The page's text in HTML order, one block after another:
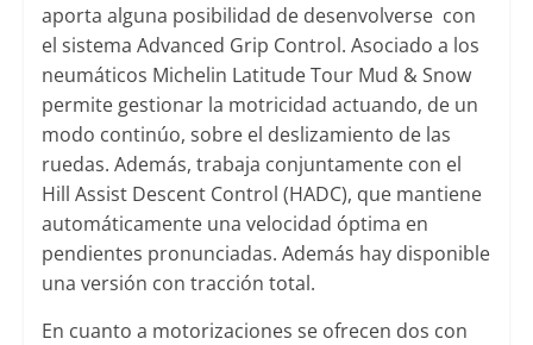
aporta alguna posibilidad de desenvolverse con
el sistema Advanced Grip Control. Asociado a los
neumáticos Michelin Latitude Tour Mud & Snow
permite gestionar la motricidad actuando, de un
modo continúo, sobre el deslizamiento de las
ruedas. Además, trabaja conjuntamente con el
Hill Assist Descent Control (HADC), que mantiene
automáticamente una velocidad óptima en
pendientes pronunciadas. Además hay disponible
una versión con tracción total.
En cuanto a motorizaciones se ofrecen dos con